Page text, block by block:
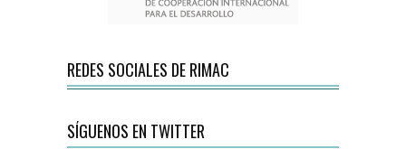
REDES SOCIALES DE RIMAC
SÍGUENOS EN TWITTER